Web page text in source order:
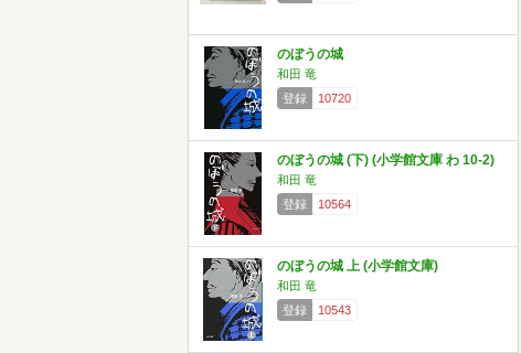
のぼうの城
和田 竜
登録
10720
のぼうの城 (下) (小学館文庫 わ 10-2)
和田 竜
登録
10564
のぼうの城 上 (小学館文庫)
和田 竜
登録
10543